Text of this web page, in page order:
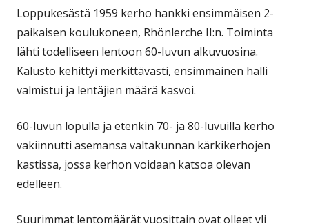
Loppukesästä 1959 kerho hankki ensimmäisen 2-
paikaisen koulukoneen, Rhönlerche II:n. Toiminta
lähti todelliseen lentoon 60-luvun alkuvuosina.
Kalusto kehittyi merkittävästi, ensimmäinen halli
valmistui ja lentäjien määrä kasvoi.
60-luvun lopulla ja etenkin 70- ja 80-luvuilla kerho
vakiinnutti asemansa valtakunnan kärkikerhojen
kastissa, jossa kerhon voidaan katsoa olevan
edelleen.
Suurimmat lentomäärät vuosittain ovat olleet yli